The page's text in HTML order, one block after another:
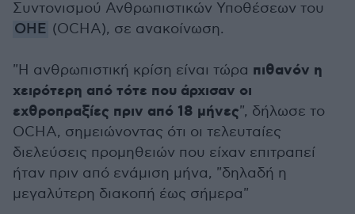
Συντονισμού Ανθρωπιστικών Υποθέσεων του
ΟΗΕ (OCHA), σε ανακοίνωση.
"Η ανθρωπιστική κρίση είναι τώρα πιθανόν η
χειρότερη από τότε που άρχισαν οι
εχθροπραξίες πριν από 18 μήνες", δήλωσε το
OCHA, σημειώνοντας ότι οι τελευταίες
διελεύσεις προμηθειών που είχαν επιτραπεί
ήταν πριν από ενάμιση μήνα, "δηλαδή η
μεγαλύτερη διακοπή έως σήμερα"